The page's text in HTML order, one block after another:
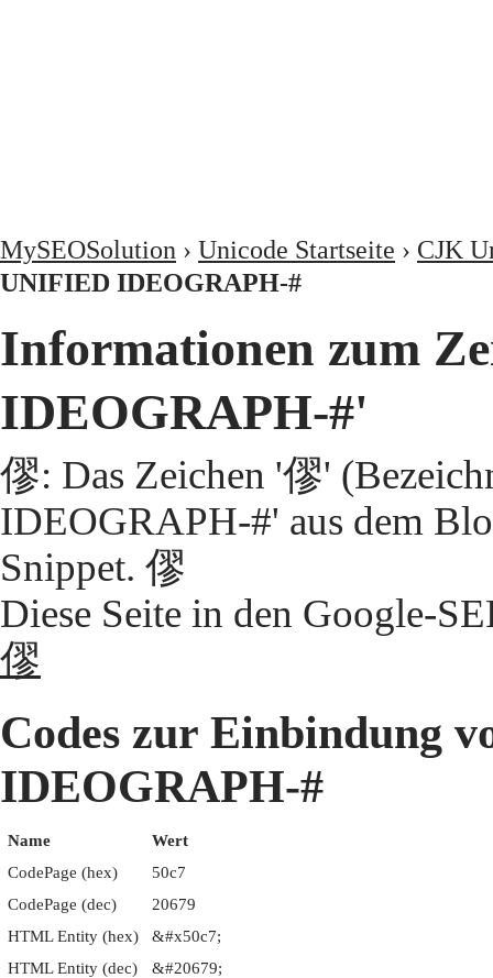
MySEOSolution › Unicode Startseite › CJK
UNIFIED IDEOGRAPH-#
Informationen zum
IDEOGRAPH-#'
僇: Das Zeichen '僇'
IDEOGRAPH-#' aus dem
Snippet. 僇
Diese Seite in den Google-
僇
Codes zur Einbindung
IDEOGRAPH-#
Name
Wert
CodePage (hex)
50c7
CodePage (dec)
20679
HTML Entity (hex)
&#x50c7;
HTML Entity (dec)
&#20679;